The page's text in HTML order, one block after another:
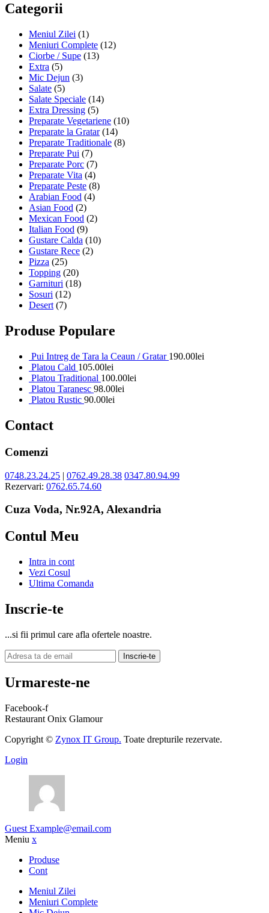
Categorii
Meniul Zilei (1)
Meniuri Complete (12)
Ciorbe / Supe (13)
Extra (5)
Mic Dejun (3)
Salate (5)
Salate Speciale (14)
Extra Dressing (5)
Preparate Vegetariene (10)
Preparate la Gratar (14)
Preparate Traditionale (8)
Preparate Pui (7)
Preparate Porc (7)
Preparate Vita (4)
Preparate Peste (8)
Arabian Food (4)
Asian Food (2)
Mexican Food (2)
Italian Food (9)
Gustare Calda (10)
Gustare Rece (2)
Pizza (25)
Topping (20)
Garnituri (18)
Sosuri (12)
Desert (7)
Produse Populare
Pui Intreg de Tara la Ceaun / Gratar 190.00lei
Platou Cald 105.00lei
Platou Traditional 100.00lei
Platou Taranesc 98.00lei
Platou Rustic 90.00lei
Contact
Comenzi
0748.23.24.25 | 0762.49.28.38 0347.80.94.99
Rezervari: 0762.65.74.60
Cuza Voda, Nr.92A, Alexandria
Contul Meu
Intra in cont
Vezi Cosul
Ultima Comanda
Inscrie-te
...si fii primul care afla ofertele noastre.
Inscrie-te
Urmareste-ne
Facebook-f
Restaurant Onix Glamour
Copyright © Zynox IT Group. Toate drepturile rezervate.
Login
Guest Example@email.com
Meniu x
Produse
Cont
Meniul Zilei
Meniuri Complete